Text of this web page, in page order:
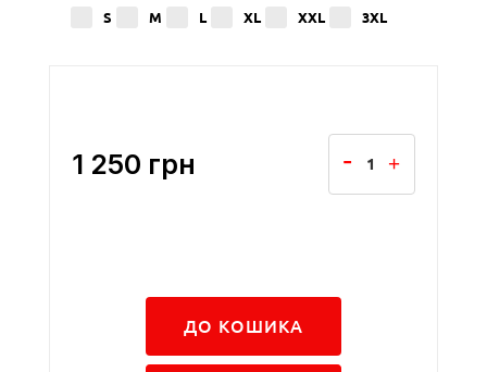
S M L XL XXL 3XL
1 250 грн
ДО КОШИКА